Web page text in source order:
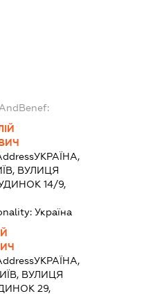
УКРАЇНА,
ВУЛИЦЯ
14/9,
Україна
УКРАЇНА,
ВУЛИЦЯ
29,